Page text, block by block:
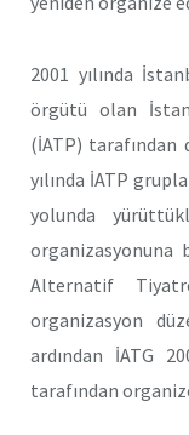
2001 yılında
örgütü olan
(İATP) tarafından
yılında İATP
yolunda
organizasyonuna
Alternatif
organizasyon
ardından İATG
tarafından